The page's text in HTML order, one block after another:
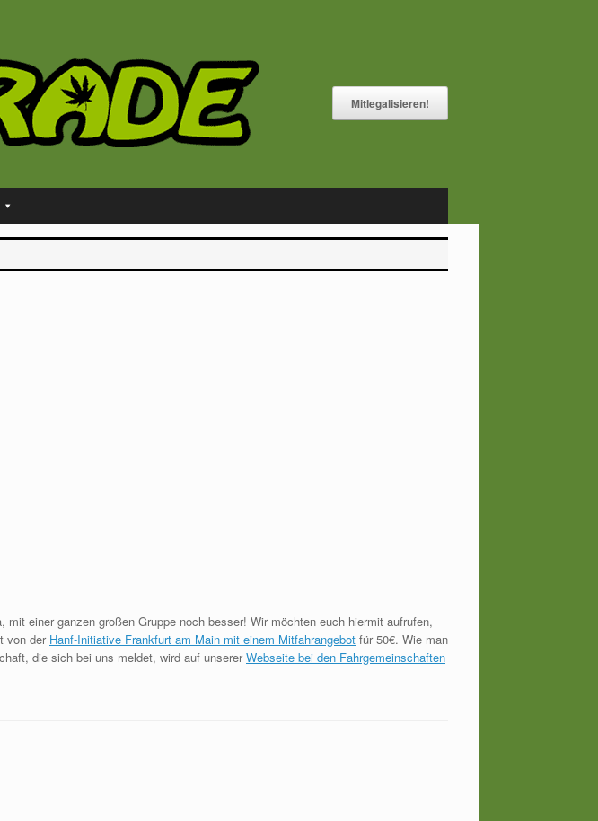
Mitlegalisieren!
mit einer ganzen großen Gruppe noch besser! Wir möchten euch hiermit aufrufen,
von der Hanf-Initiative Frankfurt am Main mit einem Mitfahrangebot für 50€. Wie man
die sich bei uns meldet, wird auf unsererWebseite bei den Fahrgemeinschaften